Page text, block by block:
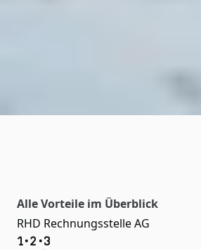
Alle Vorteile im Überblick
RHD Rechnungsstelle AG